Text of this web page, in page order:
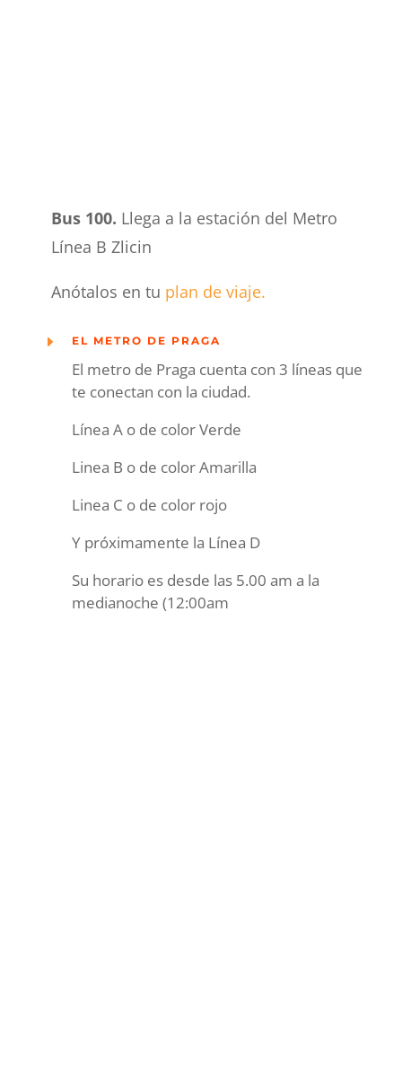
Bus 100. Llega a la estación del Metro
Línea BZlicin
Anótalos en tu plan de viaje.
E EL METRO DE PRAGA
El metro de Praga cuenta con 3 líneas que
te conectan con la ciudad.
Línea A o de color Verde
Linea B o de color Amarilla
Linea C o de color rojo
Y próximamente la Línea D
Su horario es desde las 5.00 am a la
medianoche (12:00am